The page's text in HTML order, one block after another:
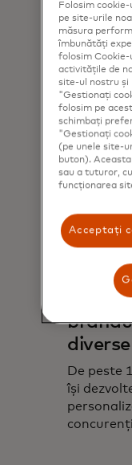
De peste
își
Folosim
pe site-urile
măsura
îmbunătăți
folosim
activitățile de
site-ul nostru și
"Gestionați
folosim pe
schimbați
"Gestionați
(pe unele site-
buton).
sau a tuturor,
funcționarea
Acceptați